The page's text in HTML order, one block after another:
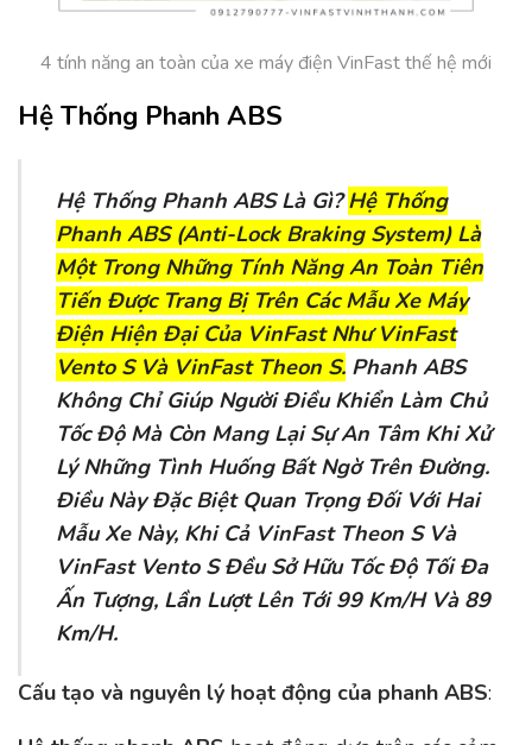
4 tính năng an toàn của xe máy điện VinFast thế hệ mới
Hệ Thống Phanh ABS
Hệ Thống Phanh ABS Là Gì? Hệ Thống
Phanh ABS (Anti-Lock Braking System) Là
Một Trong Những Tính Năng An Toàn Tiên
Tiến Được Trang Bị Trên Các Mẫu Xe Máy
Điện Hiện Đại Của VinFast Như VinFast
Vento S Và VinFast Theon S.Phanh ABS
Không Chỉ Giúp Người Điều Khiển Làm Chủ
Tốc Độ Mà Còn Mang Lại Sự An Tâm Khi Xử
Lý Những Tình Huống Bất Ngờ Trên Đường.
Điều Này Đặc Biệt Quan Trọng Đối Với Hai
Mẫu Xe Này, Khi Cả VinFast Theon S Và
VinFast Vento S Đều Sở Hữu Tốc Độ Tối Đa
Ấn Tượng, Lần Lượt Lên Tới 99 Km/h Và 89
Km/h.
Cấu tạo và nguyên lý hoạt động của phanh ABS: